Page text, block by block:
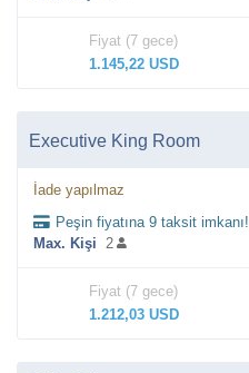
Fiyat (7 gece)
1.145,22 USD
Executive King Room
İade yapılmaz
Peşin fiyatına 9 taksit imkanı!
Max. Kişi 2
Fiyat (7 gece)
1.212,03 USD